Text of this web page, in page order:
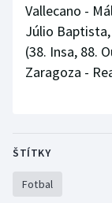
Volejbal
Ostatní
Vallecano -
Júlio Baptista,
(38. Insa, 88.
Zaragoza -
ŠTÍTKY
Fotbal